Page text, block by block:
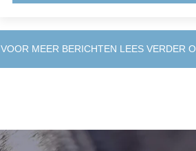
VOOR MEER BERICHTEN LEES VERDER